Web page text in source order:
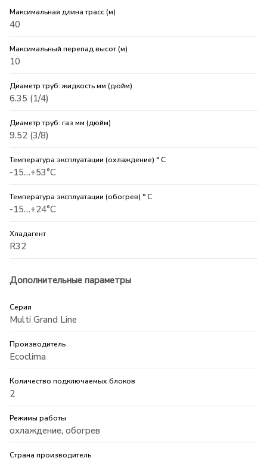
Максимальная длина трасс (м)
40
Максимальный перепад высот (м)
10
Диаметр труб: жидкость мм (дюйм)
6.35 (1/4)
Диаметр труб: газ мм (дюйм)
9.52 (3/8)
Температура эксплуатации (охлаждение) ° C
-15…+53°С
Температура эксплуатации (обогрев) ° C
-15…+24°С
Хладагент
R32
Дополнительные параметры
Серия
Multi Grand Line
Производитель
Ecoclima
Количество подключаемых блоков
2
Режимы работы
охлаждение, обогрев
Страна производитель